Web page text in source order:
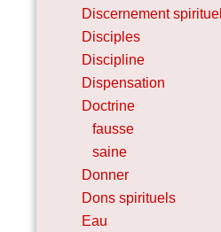
Discernement spirituel
Disciples
Discipline
Dispensation
Doctrine
fausse
saine
Donner
Dons spirituels
Eau